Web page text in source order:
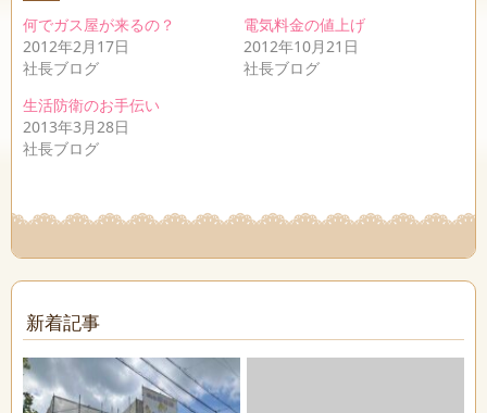
何でガス屋が来るの？
2012年2月17日
社長ブログ
電気料金の値上げ
2012年10月21日
社長ブログ
生活防衛のお手伝い
2013年3月28日
社長ブログ
新着記事